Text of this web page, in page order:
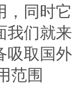
，同时
我们
国外
范围